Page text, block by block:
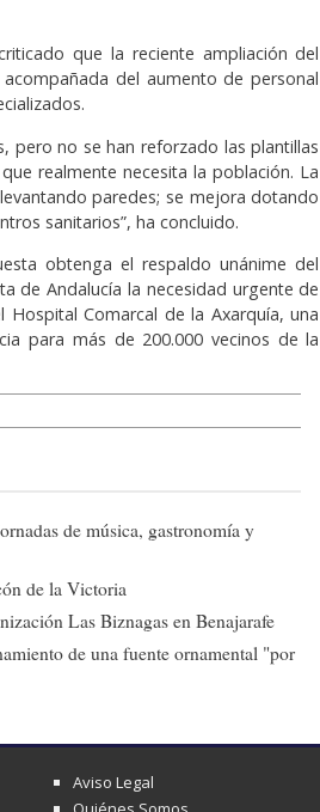
que la reciente ampliación del
del aumento de personal
pero no se han reforzado las plantillas
realmente necesita la población. La
paredes; se mejora dotando
sanitarios”, ha concluido.
obtenga el respaldo unánime del
de Andalucía la necesidad urgente de
Comarcal de la Axarquía, una
para más de 200.000 vecinos de la
de música, gastronomía y
de la Victoria
Las Biznagas en Benajarafe
de una fuente ornamental "por
Aviso Legal